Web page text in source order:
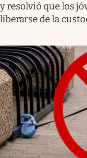
y resolvió que los
liberarse de la